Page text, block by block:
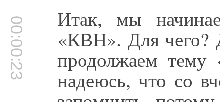
00:00:23 Итак, мы
«КВН». Для чего?
продолжаем
надеюсь, что со